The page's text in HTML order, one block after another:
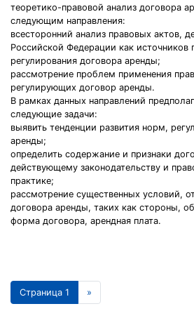
теоретико-правовой анализ договора
следующим направления:
всесторонний анализ правовых актов,
Российской Федерации как источников
регулирования договора аренды;
рассмотрение проблем применения
регулирующих договор аренды.
В рамках данных направлений
следующие задачи:
выявить тенденции развития норм,
аренды;
определить содержание и признаки
действующему законодательству и
практике;
рассмотрение существенных условий,
договора аренды, таких как стороны,
форма договора, арендная плата.
Страница 1 »